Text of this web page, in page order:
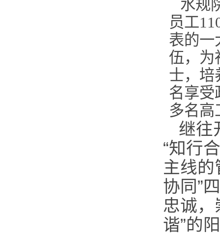
水规
员工
表的一
伍，为
士，培
名享受
多名高
继往
“知行
主线
协同”
忠诚，
谐”的